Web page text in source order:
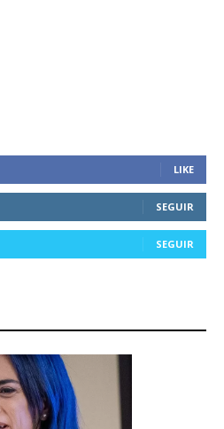
LIKE
SEGUIR
SEGUIR